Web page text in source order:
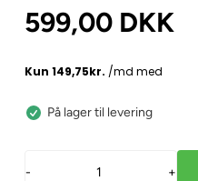
599,00 DKK
På lager til levering
- +